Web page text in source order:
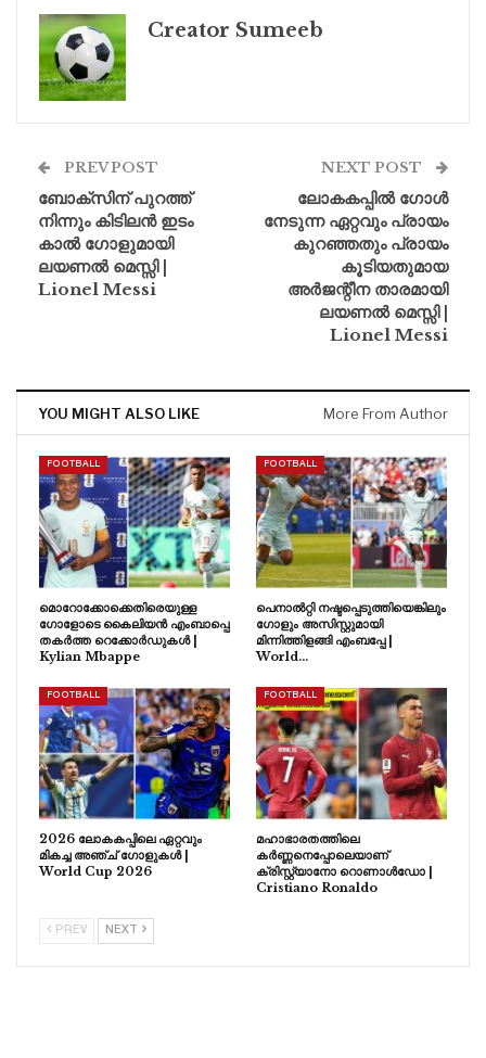
Creator Sumeeb
PREV POST
ബോക്സിന് പുറത്ത്
നിന്നും കിടിലൻ ഇടം
കാൽ ഗോളുമായി
ലയണൽ മെസ്സി |
Lionel Messi
NEXT POST
ലോകകപ്പിൽ ഗോൾ
നേടുന്ന ഏറ്റവും പ്രായം
കുറഞ്ഞതും പ്രായം
കൂടിയതുമായ
അർജന്റീന താരമായി
ലയണൽ മെസ്സി |
Lionel Messi
YOU MIGHT ALSO LIKE More From Author
FOOTBALL
മൊറോക്കോക്കെതിരെയുള്ള
ഗോളോടെ കൈലിയൻ എംബാപ്പെ
തകർത്ത റെക്കോർഡുകൾ |
Kylian Mbappe
FOOTBALL
പെനാൽറ്റി നഷ്ടപ്പെടുത്തിയെങ്കിലും
ഗോളും അസിസ്റ്റുമായി
മിന്നിത്തിളങ്ങി എംബപ്പേ |
World…
FOOTBALL
2026 ലോകകപ്പിലെ ഏറ്റവും
മികച്ച അഞ്ച് ഗോളുകൾ |
World Cup 2026
FOOTBALL
മഹാഭാരതത്തിലെ
കർണ്ണനെപ്പോലെയാണ്
ക്രിസ്റ്റ്യാനോ റൊണാൾഡോ |
Cristiano Ronaldo
PREV NEXT